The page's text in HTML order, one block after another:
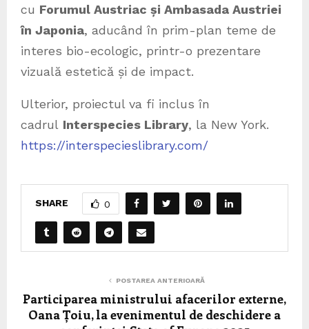
cu Forumul Austriac și Ambasada Austriei
în Japonia, aducând în prim-plan teme de
interes bio-ecologic, printr-o prezentare
vizuală estetică și de impact.
Ulterior, proiectul va fi inclus în
cadrul Interspecies Library, la New York.
https://interspecieslibrary.com/
SHARE 0
POSTAREA ANTERIOARĂ
Participarea ministrului afacerilor externe,
Oana Țoiu, la evenimentul de deschidere a